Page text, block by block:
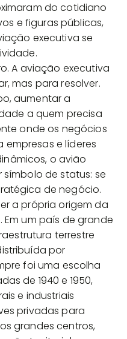
do cotidiano
e figuras públicas,
executiva se
A aviação executiva
mas para resolver.
aumentar a
a quem precisa
onde os negócios
empresas e líderes
o avião
de status: se
de negócio.
a própria origem da
Em um país de grande
terrestre
por
foi uma escolha
de 1940 e 1950,
e industriais
privadas para
grandes centros,